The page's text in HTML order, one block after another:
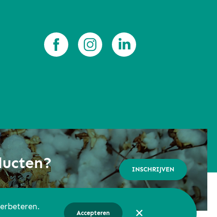
INSCHRIJVEN
Accepteren ✕